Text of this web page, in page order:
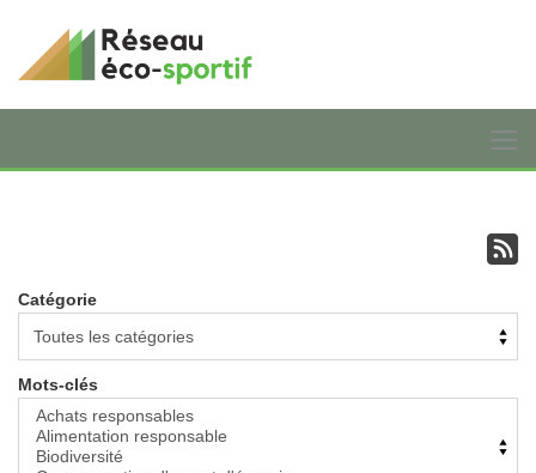
Catégorie
Mots-clés